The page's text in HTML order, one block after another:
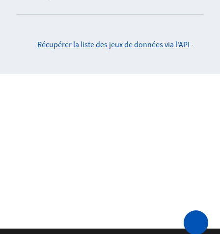
Récupérer la liste des jeux de données via l'API -